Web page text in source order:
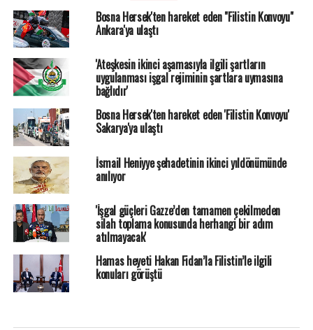
Bosna Hersek'ten hareket eden "Filistin Konvoyu"
Ankara'ya ulaştı
'Ateşkesin ikinci aşamasıyla ilgili şartların
uygulanması işgal rejiminin şartlara uymasına
bağlıdır'
Bosna Hersek'ten hareket eden 'Filistin Konvoyu'
Sakarya'ya ulaştı
İsmail Heniyye şehadetinin ikinci yıldönümünde
anılıyor
'İşgal güçleri Gazze’den tamamen çekilmeden
silah toplama konusunda herhangi bir adım
atılmayacak'
Hamas heyeti Hakan Fidan’la Filistin’le ilgili
konuları görüştü